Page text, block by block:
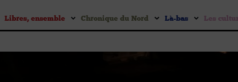
Libres, ensemble Chronique du Nord Là-bas Les